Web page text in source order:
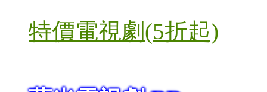
特價電視劇(5折起)